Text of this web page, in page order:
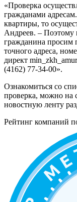
«Проверка
гражданами
квартиры, то
Андреев. – Поэтому
гражданина просим
точного адреса,
директ
(4162) 77-34-00».
Ознакомиться со
проверка, можно на
новостную ленту
Рейтинг компаний